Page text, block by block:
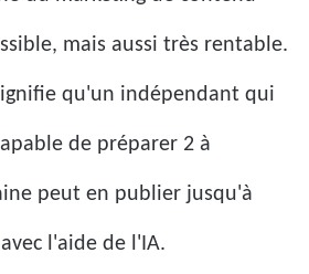
mais aussi très rentable.
qu'un indépendant qui
de préparer 2 à
peut en publier jusqu'à
l'aide de l'IA.